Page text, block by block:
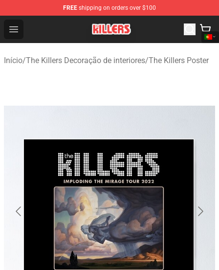
FREE shipping on orders over $100
Open menu
The Killers Shop - Official The Killers Merchandise Store
Início/The Killers Decoração de interiores/The Killers Poster